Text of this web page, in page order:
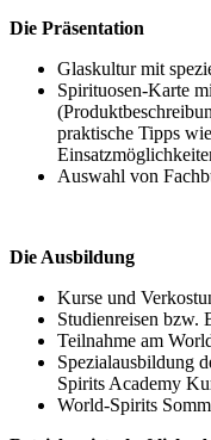
Die Präsentation
Glaskultur mit
Spirituosen-Karte
praktische Tipps
Auswahl von
Die Ausbildung
Kurse und
Studienreisen bzw.
Teilnahme am
Spezialausbildung
Spirits Academy
World-Spirits